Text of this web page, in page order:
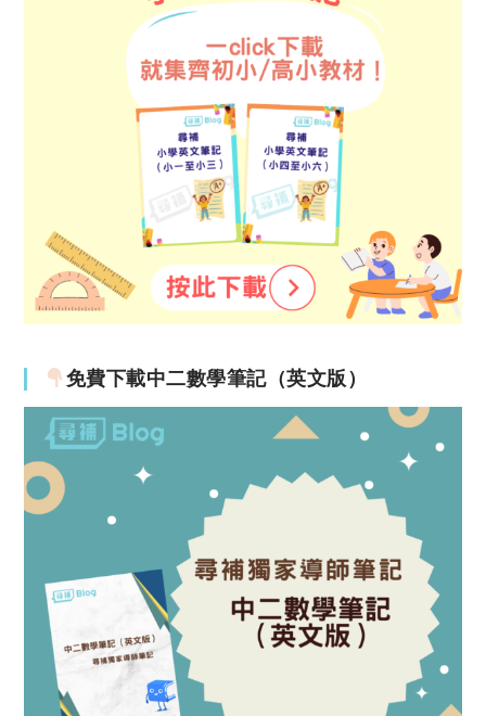
免費下載中二數學筆記（英文版）